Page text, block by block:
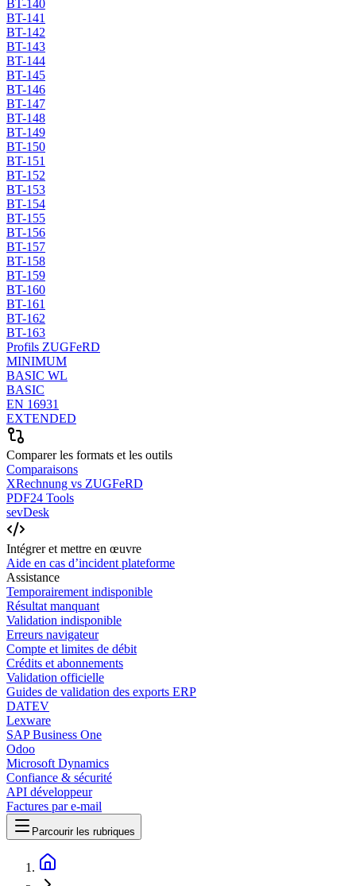
BT-140
BT-141
BT-142
BT-143
BT-144
BT-145
BT-146
BT-147
BT-148
BT-149
BT-150
BT-151
BT-152
BT-153
BT-154
BT-155
BT-156
BT-157
BT-158
BT-159
BT-160
BT-161
BT-162
BT-163
Profils ZUGFeRD
MINIMUM
BASIC WL
BASIC
EN 16931
EXTENDED
Comparer les formats et les outils
Comparaisons
XRechnung vs ZUGFeRD
PDF24 Tools
sevDesk
Intégrer et mettre en œuvre
Aide en cas d’incident plateforme
Assistance
Temporairement indisponible
Résultat manquant
Validation indisponible
Erreurs navigateur
Compte et limites de débit
Crédits et abonnements
Validation officielle
Guides de validation des exports ERP
DATEV
Lexware
SAP Business One
Odoo
Microsoft Dynamics
Confiance & sécurité
API développeur
Factures par e-mail
Parcourir les rubriques